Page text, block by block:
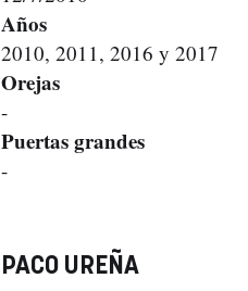
Años
2010, 2011, 2016 y 2017
Orejas
-
Puertas grandes
-
PACO UREÑA